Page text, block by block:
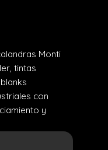
Monti
tintas
con
y